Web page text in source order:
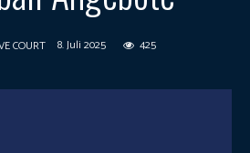
COURT 8. Juli 2025 425